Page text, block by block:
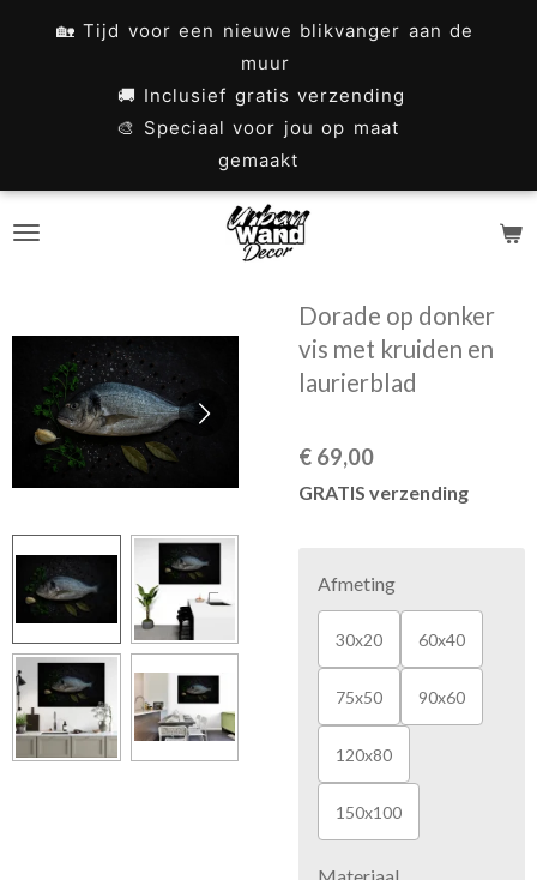
🏡 Tijd voor een nieuwe blikvanger aan de
muur
🚚 Inclusief gratis verzending
🎨 Speciaal voor jou op maat
gemaakt
Dorade op donker
vis met kruiden en
laurierblad
€ 69,00
GRATIS verzending
Afmeting
30x20 60x40
75x50 90x60
120x80
150x100